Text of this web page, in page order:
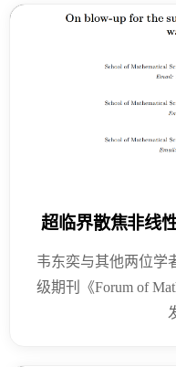
超临界散焦非线
韦东奕与其他两位学
级期刊《Forum of